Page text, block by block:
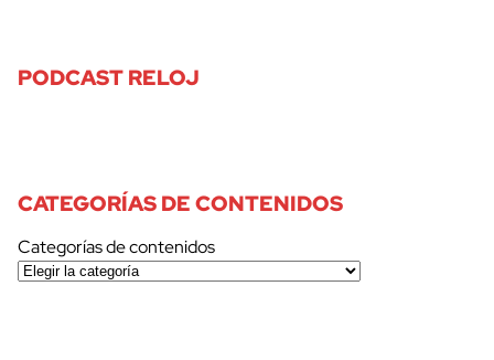
PODCAST RELOJ
CATEGORÍAS DE CONTENIDOS
Categorías de contenidos